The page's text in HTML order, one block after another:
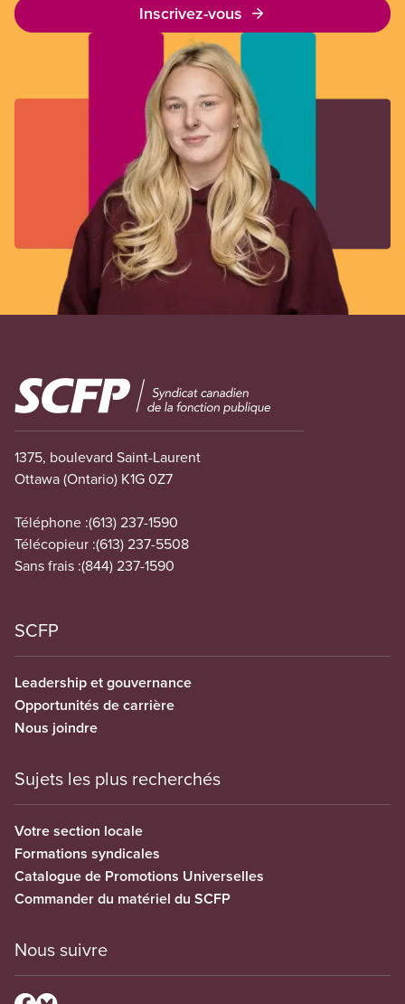
Inscrivez-vous
Image
1375, boulevard Saint-Laurent
Ottawa (Ontario) K1G 0Z7
Téléphone :(613) 237-1590
Télécopieur :(613) 237-5508
Sans frais :(844) 237-1590
SCFP
Leadership et gouvernance
Opportunités de carrière
Nous joindre
Sujets les plus recherchés
Votre section locale
Formations syndicales
Catalogue de Promotions Universelles
Commander du matériel du SCFP
Nous suivre